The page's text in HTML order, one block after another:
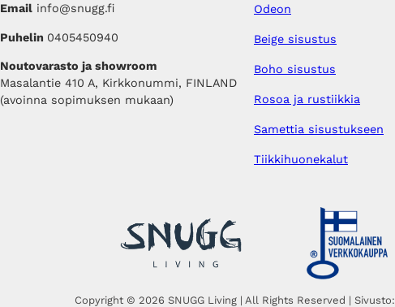
Emailinfo@snugg.fi
Puhelin 0405450940
Noutovarasto ja showroom
Masalantie 410 A, Kirkkonummi, FINLAND
(avoinna sopimuksen mukaan)
Odeon
Beige sisustus
Boho sisustus
Rosoa ja rustiikkia
Samettia sisustukseen
Tiikkihuonekalut
Copyright © 2026 SNUGG Living | All Rights Reserved | Sivusto: